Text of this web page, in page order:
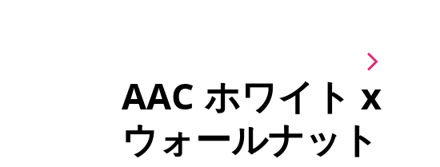
AAC ホワイト x
ウォールナット